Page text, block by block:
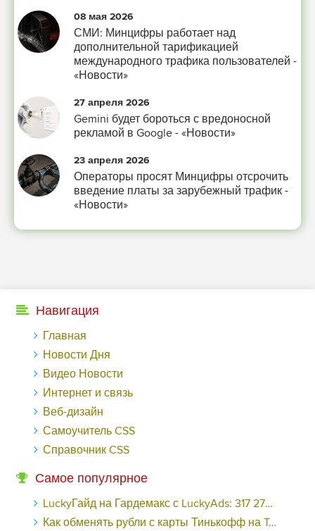
08 мая 2026
СМИ: Минцифры работает над
дополнительной тарификацией
международного трафика пользователей -
«Новости»
27 апреля 2026
Gemini будет бороться с вредоносной
рекламой в Google - «Новости»
23 апреля 2026
Операторы просят Минцифры отсрочить
введение платы за зарубежный трафик -
«Новости»
Навигация
Главная
Новости Дня
Видео Новости
Интернет и связь
Веб-дизайн
Самоучитель CSS
Справочник CSS
Самое популярное
LuckyГайд на Гардемакс с LuckyAds: 317 279 рублей за 10 дней - «Надо знать»
Как обменять рубли с карты Тинькофф на Tether ERC20 (USDT)?